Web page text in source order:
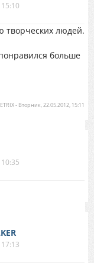
творческих людей.
больше
- Вторник, 22.05.2012, 15:11